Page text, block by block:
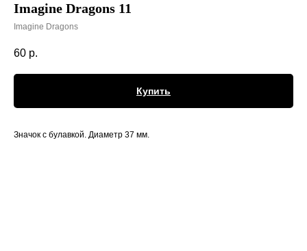
Imagine Dragons 11
Imagine Dragons
60 р.
Купить
Значок с булавкой. Диаметр 37 мм.